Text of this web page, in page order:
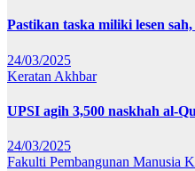
Pastikan taska miliki lesen
24/03/2025
Keratan Akhbar
UPSI agih 3,500 naskhah al-
24/03/2025
Fakulti Pembangunan Manusia